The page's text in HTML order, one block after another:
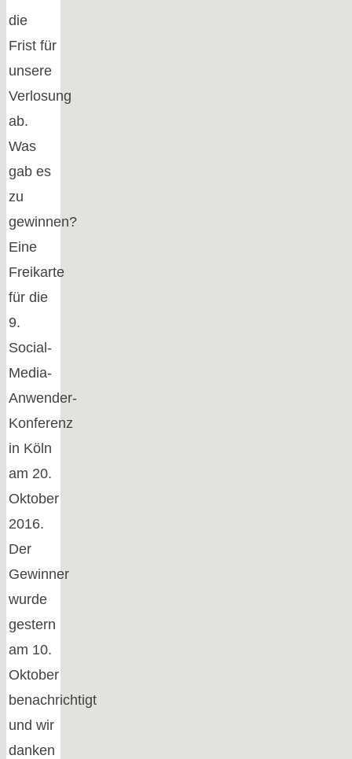
die
Frist für
unsere
Verlosung
ab.
Was
gab es
zu
gewinnen?
Eine
Freikarte
für die
9.
Social-
Media-
Anwender-
Konferenz
in Köln
am 20.
Oktober
2016.
Der
Gewinner
wurde
gestern
am 10.
Oktober
benachrichtigt
und wir
danken